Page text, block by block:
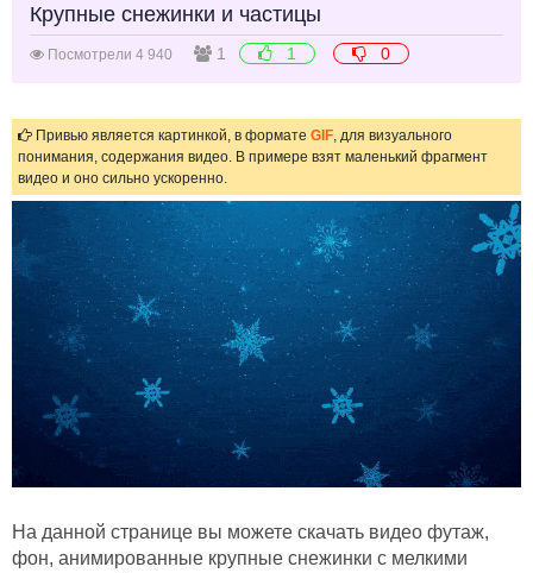
Крупные снежинки и частицы
Посмотрели 4 940 1 1 0
Привью является картинкой, в формате GIF, для визуального
понимания, содержания видео. В примере взят маленький фрагмент
видео и оно сильно ускоренно.
На данной странице вы можете скачать видео футаж,
фон, анимированные крупные снежинки с мелкими